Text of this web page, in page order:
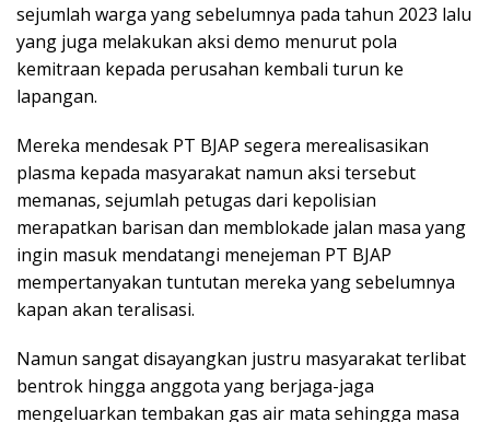
sejumlah warga yang sebelumnya pada tahun 2023 lalu
yang juga melakukan aksi demo menurut pola
kemitraan kepada perusahan kembali turun ke
lapangan.
Mereka mendesak PT BJAP segera merealisasikan
plasma kepada masyarakat namun aksi tersebut
memanas, sejumlah petugas dari kepolisian
merapatkan barisan dan memblokade jalan masa yang
ingin masuk mendatangi menejeman PT BJAP
mempertanyakan tuntutan mereka yang sebelumnya
kapan akan teralisasi.
Namun sangat disayangkan justru masyarakat terlibat
bentrok hingga anggota yang berjaga-jaga
mengeluarkan tembakan gas air mata sehingga masa